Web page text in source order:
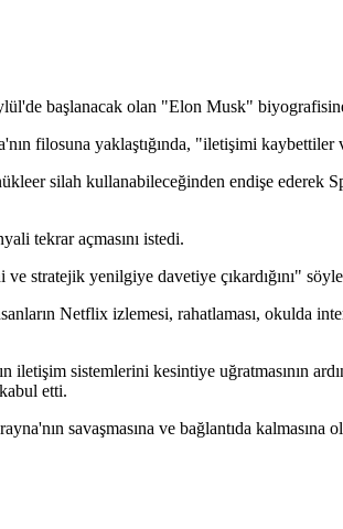
başlanacak olan "Elon Musk"
filosuna yaklaştığında, "iletişimi
silah kullanabileceğinden endişe ederek
tekrar açmasını istedi.
stratejik yenilgiye davetiye çıkardığını"
Netflix izlemesi, rahatlaması, okulda
iletişim sistemlerini kesintiye uğratmasının
etti.
savaşmasına ve bağlantıda kalmasına